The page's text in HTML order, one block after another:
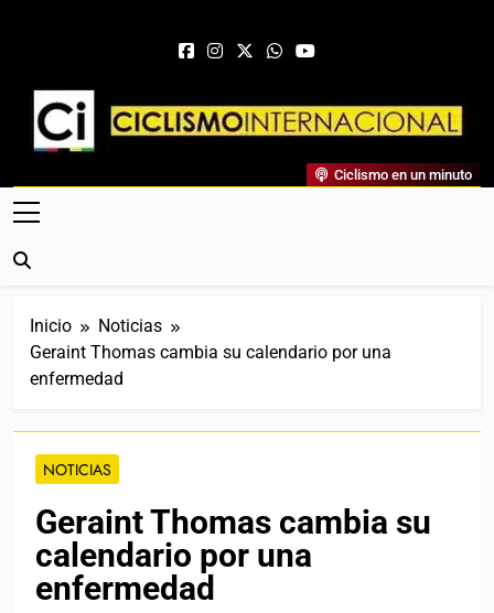
Ciclismo Internacional
Web Dedicada Al Ciclismo Mundial. Entrevistas, Análisis,
Crónicas, Previas Y Más. La Web Ciclista De Referencia.
Ciclismo en un minuto
Inicio
Noticias
Geraint Thomas cambia su calendario por una
enfermedad
NOTICIAS
Geraint Thomas cambia su
calendario por una
enfermedad